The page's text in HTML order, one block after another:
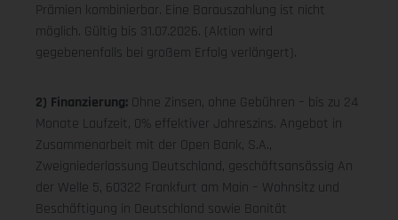
Prämien kombinierbar. Eine Barauszahlung ist nicht
möglich. Gültig bis 31.07.2026. (Aktion wird
gegebenenfalls bei großem Erfolg verlängert).
2) Finanzierung: Ohne Zinsen, ohne Gebühren – bis zu 24
Monate Laufzeit, 0% effektiver Jahreszins. Angebot in
Zusammenarbeit mit der Open Bank, S.A.,
Zweigniederlassung Deutschland, geschäftsansässig An
der Welle 5, 60322 Frankfurt am Main – Wohnsitz und
Beschäftigung in Deutschland sowie Bonität